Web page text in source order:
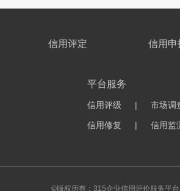
信用评定 信用申
平台服务
信用评级 | 市场调
信用修复 | 信用监
©版权所有：315企业信用评价服务平台